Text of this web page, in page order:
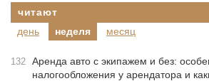
читают
день
неделя месяц
132 Аренда авто с экипажем и без:
налогообложения у арендатора и